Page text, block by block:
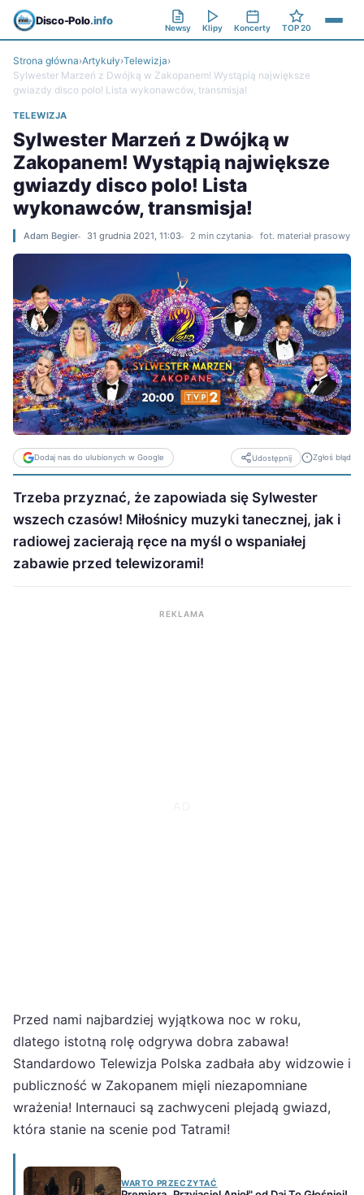
Disco-Polo.info
Newsy Klipy Koncerty TOP 20
Strona główna›Artykuły›Telewizja›
Sylwester Marzeń z Dwójką w Zakopanem! Wystąpią największe
gwiazdy disco polo! Lista wykonawców, transmisja!
TELEWIZJA
Sylwester Marzeń z Dwójką w
Zakopanem! Wystąpią największe
gwiazdy disco polo! Lista
wykonawców, transmisja!
Adam Begier 31 grudnia 2021, 11:03 2 min czytania fot. materiał prasowy
Dodaj nas do ulubionych w Google Udostępnij Zgłoś błąd
Trzeba przyznać, że zapowiada się Sylwester
wszech czasów! Miłośnicy muzyki tanecznej, jak i
radiowej zacierają ręce na myśl o wspaniałej
zabawie przed telewizorami!
REKLAMA
Przed nami najbardziej wyjątkowa noc w roku,
dlatego istotną rolę odgrywa dobra zabawa!
Standardowo Telewizja Polska zadbała aby widzowie i
publiczność w Zakopanem mięli niezapomniane
wrażenia! Internauci są zachwyceni plejadą gwiazd,
która stanie na scenie pod Tatrami!
WARTO PRZECZYTAĆ